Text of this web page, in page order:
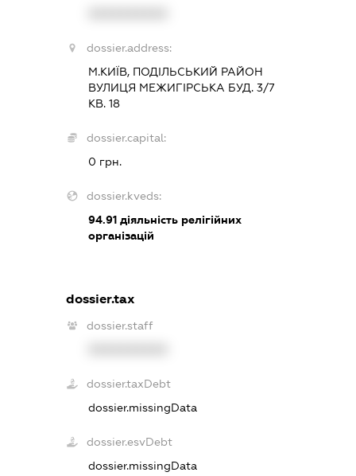
dossier.address:
М.КИЇВ, ПОДІЛЬСЬКИЙ РАЙОН
ВУЛИЦЯ МЕЖИГІРСЬКА БУД. 3/7
КВ. 18
dossier.capital:
0 грн.
dossier.kveds:
94.91 діяльність релігійних
організацій
dossier.tax
dossier.staff
dossier.taxDebt
dossier.missingData
dossier.esvDebt
dossier.missingData